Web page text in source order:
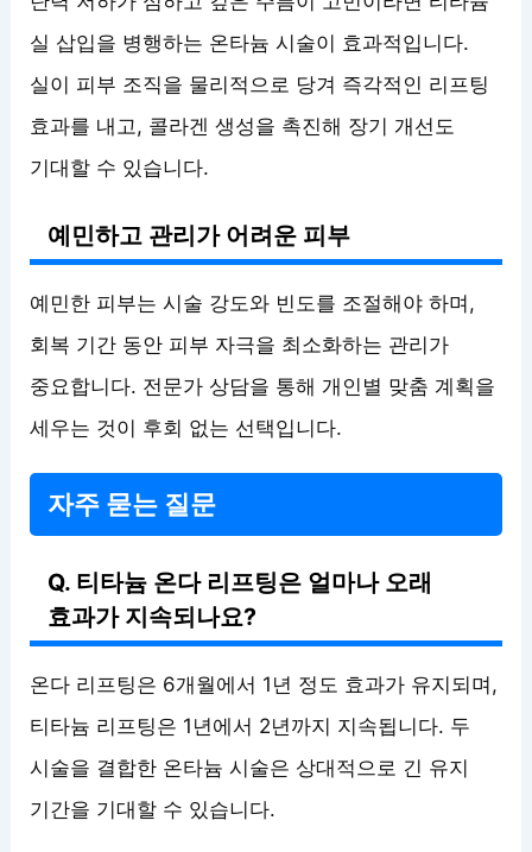
실 삽입을 병행하는 온타늄 시술이 효과적입니다.
실이 피부 조직을 물리적으로 당겨 즉각적인 리프팅
효과를 내고, 콜라겐 생성을 촉진해 장기 개선도
기대할 수 있습니다.
예민하고 관리가 어려운 피부
예민한 피부는 시술 강도와 빈도를 조절해야 하며,
회복 기간 동안 피부 자극을 최소화하는 관리가
중요합니다. 전문가 상담을 통해 개인별 맞춤 계획을
세우는 것이 후회 없는 선택입니다.
자주 묻는 질문
Q. 티타늄 온다 리프팅은 얼마나 오래
효과가 지속되나요?
온다 리프팅은 6개월에서 1년 정도 효과가 유지되며,
티타늄 리프팅은 1년에서 2년까지 지속됩니다. 두
시술을 결합한 온타늄 시술은 상대적으로 긴 유지
기간을 기대할 수 있습니다.